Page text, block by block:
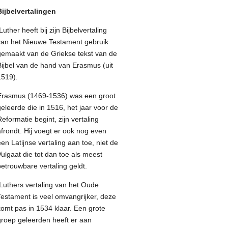
heeft bij zijn Bijbelvertaling
het Nieuwe Testament gebruik
van de Griekse tekst van de
van de hand van Erasmus (uit
(1469-1536) was een groot
die in 1516, het jaar voor de
begint, zijn vertaling
Hij voegt er ook nog even
Latijnse vertaling aan toe, niet de
die tot dan toe als meest
vertaling geldt.
vertaling van het Oude
is veel omvangrijker, deze
pas in 1534 klaar. Een grote
geleerden heeft er aan